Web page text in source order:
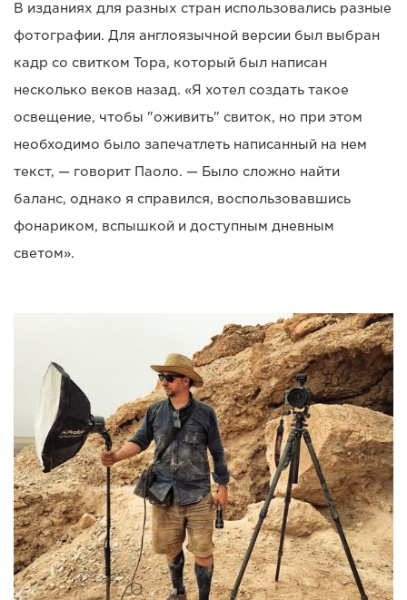
В изданиях для разных стран использовались разные
фотографии. Для англоязычной версии был выбран
кадр со свитком Тора, который был написан
несколько веков назад. «Я хотел создать такое
освещение, чтобы "оживить" свиток, но при этом
необходимо было запечатлеть написанный на нем
текст, — говорит Паоло. — Было сложно найти
баланс, однако я справился, воспользовавшись
фонариком, вспышкой и доступным дневным
светом».